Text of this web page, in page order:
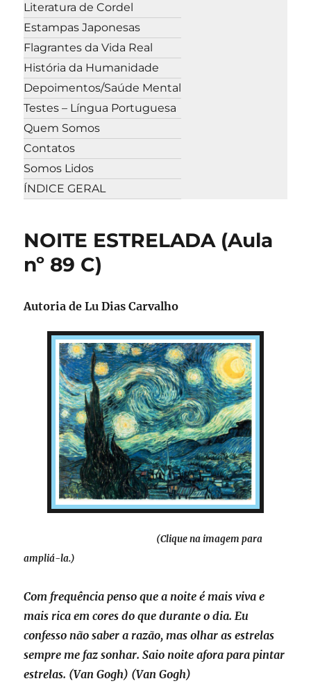
Literatura de Cordel
Estampas Japonesas
Flagrantes da Vida Real
História da Humanidade
Depoimentos/Saúde Mental
Testes – Língua Portuguesa
Quem Somos
Contatos
Somos Lidos
ÍNDICE GERAL
NOITE ESTRELADA (Aula
nº 89 C)
Autoria de Lu Dias Carvalho
(Clique na imagem para
ampliá-la.)
Com frequência penso que a noite é mais viva e
mais rica em cores do que durante o dia. Eu
confesso não saber a razão, mas olhar as estrelas
sempre me faz sonhar. Saio noite afora para pintar
estrelas. (Van Gogh) (Van Gogh)